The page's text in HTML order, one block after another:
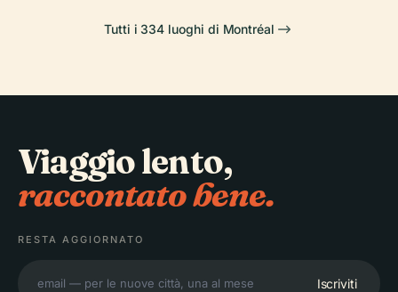
Tutti i 334 luoghi di Montréal
Viaggio lento,
raccontato bene.
RESTA AGGIORNATO
Iscriviti